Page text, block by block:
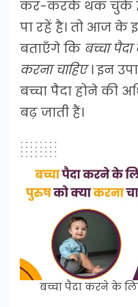
कर-करके थक चुके हैं,
पा रहें है। तो आज के
बताएँगे कि बच्चा
करना चाहिए। इन
बच्चा पैदा होने की
बढ़ जाती हैं।
बच्चा पैदा करने के